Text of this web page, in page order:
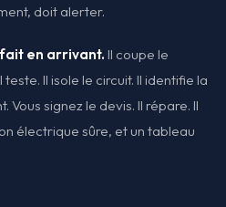
doit alerter.
en arrivant. Il coupe le
Il isole le circuit. Il identifie la
Vous signez le devis. Il répare. Il
électrique sûre, et un tableau